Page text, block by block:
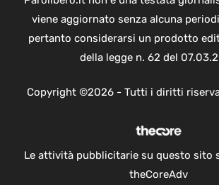
viene aggiornato senza alcuna
pertanto considerarsi un prodotto
della legge n. 62 del
Copyright ©2026 - Tutti i diritti
Le attività pubblicitarie su questo sito
theCoreAdv